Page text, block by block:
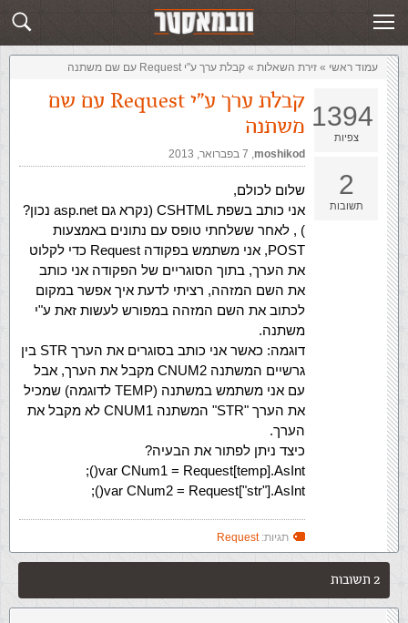
שלח תשובה זירת השאלות
עמוד ראשי » ‏זירת השאלות‏ » קבלת ערך ע"י Request עם שם משתנה
1394
צפיות
2
תשובות
קבלת ערך ע"י Request עם שם
משתנה
moshikod
,‏ 7 בפברואר, 2013
שלום לכולם,
אני כותב בשפת CSHTML (נקרא גם asp.net נכון?
) , לאחר ששלחתי טופס עם נתונים באמצעות
POST, אני משתמש בפקודה Request כדי לקלוט
את הערך, בתוך הסוגריים של הפקודה אני כותב
את השם המזהה, רציתי לדעת איך אפשר במקום
לכתוב את השם המזהה במפורש לעשות זאת ע"י
משתנה.
דוגמה: כאשר אני כותב בסוגרים את הערך STR בין
גרשיים המשתנה CNUM2 מקבל את הערך, אבל
עם אני משתמש במשתנה (TEMP לדוגמה) שמכיל
את הערך "STR" המשתנה CNUM1 לא מקבל את
הערך.
כיצד ניתן לפתור את הבעיה?
var CNum1 = Request[temp].AsInt();
var CNum2 = Request["str"].AsInt();
תגיות:Request
2 תשובות